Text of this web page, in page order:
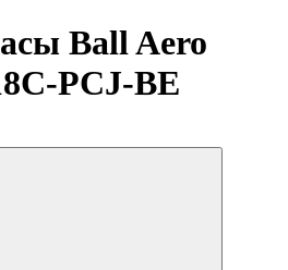
Ball Aero
PCJ-BE